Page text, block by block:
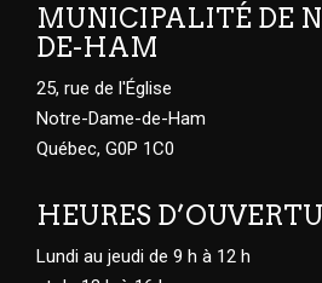
MUNICIPALITÉ DE
DE-HAM
25, rue de l'Église
Notre-Dame-de-Ham
Québec, G0P 1C0
HEURES
Lundi au jeudi de 9 h à 12 h